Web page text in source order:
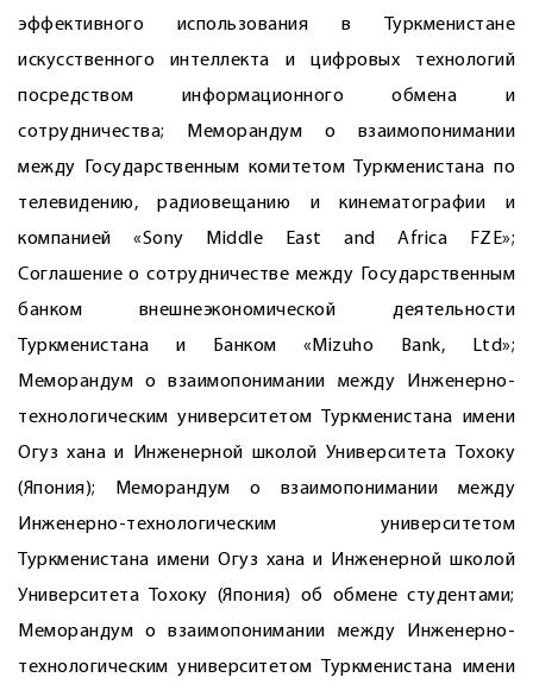
эффективного использования в Туркменистане
искусственного интеллекта и цифровых технологий
посредством информационного обмена и
сотрудничества; Меморандум о взаимопонимании
между Государственным комитетом Туркменистана по
телевидению, радиовещанию и кинематографии и
компанией «Sony Middle East and Africa FZE»;
Соглашение о сотрудничестве между Государственным
банком внешнеэкономической деятельности
Туркменистана и Банком «Mizuho Bank, Ltd»;
Меморандум о взаимопонимании между Инженерно-
технологическим университетом Туркменистана имени
Огуз хана и Инженерной школой Университета Тохоку
(Япония); Меморандум о взаимопонимании между
Инженерно-технологическим университетом
Туркменистана имени Огуз хана и Инженерной школой
Университета Тохоку (Япония) об обмене студентами;
Меморандум о взаимопонимании между Инженерно-
технологическим университетом Туркменистана имени